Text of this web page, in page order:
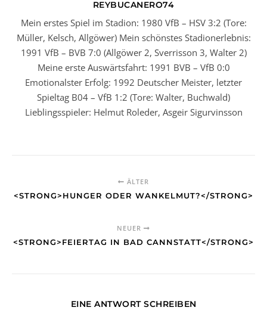
REYBUCANERO74
Mein erstes Spiel im Stadion: 1980 VfB – HSV 3:2 (Tore:
Müller, Kelsch, Allgöwer) Mein schönstes Stadionerlebnis:
1991 VfB – BVB 7:0 (Allgöwer 2, Sverrisson 3, Walter 2)
Meine erste Auswärtsfahrt: 1991 BVB – VfB 0:0
Emotionalster Erfolg: 1992 Deutscher Meister, letzter
Spieltag B04 – VfB 1:2 (Tore: Walter, Buchwald)
Lieblingsspieler: Helmut Roleder, Asgeir Sigurvinsson
ÄLTER
<STRONG>HUNGER ODER WANKELMUT?</STRONG>
NEUER
<STRONG>FEIERTAG IN BAD CANNSTATT</STRONG>
EINE ANTWORT SCHREIBEN